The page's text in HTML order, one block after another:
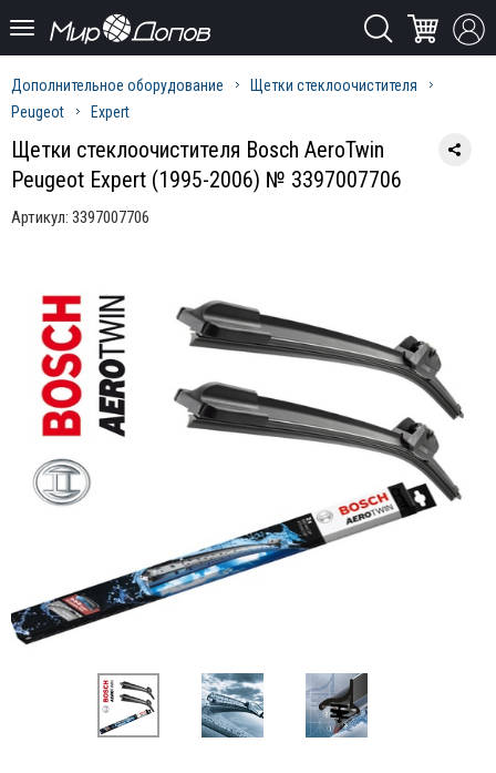
Дополнительное оборудование
Щетки стеклоочистителя
Peugeot
Expert
Щетки стеклоочистителя Bosch AeroTwin
Peugeot Expert (1995-2006) № 3397007706
Артикул: 3397007706